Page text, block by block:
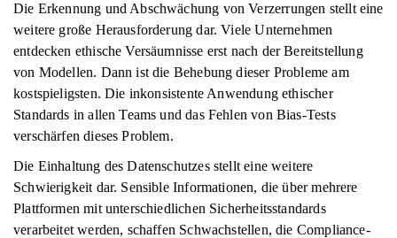
Die Erkennung und Abschwächung von Verzerrungen stellt eine
weitere große Herausforderung dar. Viele Unternehmen
entdecken ethische Versäumnisse erst nach der Bereitstellung
von Modellen. Dann ist die Behebung dieser Probleme am
kostspieligsten. Die inkonsistente Anwendung ethischer
Standards in allen Teams und das Fehlen von Bias-Tests
verschärfen dieses Problem.
Die Einhaltung des Datenschutzes stellt eine weitere
Schwierigkeit dar. Sensible Informationen, die über mehrere
Plattformen mit unterschiedlichen Sicherheitsstandards
verarbeitet werden, schaffen Schwachstellen, die Compliance-